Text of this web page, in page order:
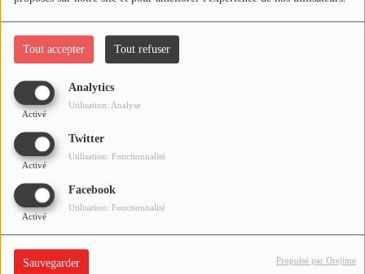
Tout accepter Tout refuser
Analytics
Activé
Utilisation: Analyse
Twitter
Activé
Utilisation: Fonctionnalité
Facebook
Activé
Utilisation: Fonctionnalité
Sauvegarder Propulsé par Orejime
Gaëtan Roussel sera de retour avec un
album de duo "Eclect!que" le 24 novembre
"Frères" le 6 octobre 2023
Les Rolling Stones de retour le 20 octobre